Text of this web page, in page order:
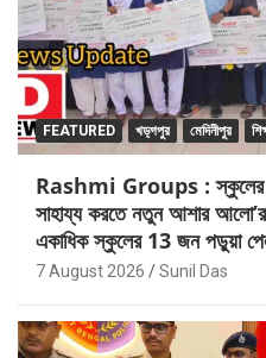
FEATURED খড়্গপুর মেদিনীপুর
Rashmi Groups : স্কুলের
সাহায্য করতে নতুন আশার
একাধিক স্কুলের 13 জন পড়ুয়া
7 August 2026 Sunil Das